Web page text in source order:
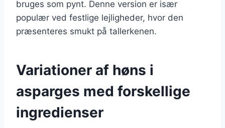
bruges som pynt. Denne version er især
populær ved festlige lejligheder, hvor den
præsenteres smukt på tallerkenen.
Variationer af høns i
asparges med forskellige
ingredienser